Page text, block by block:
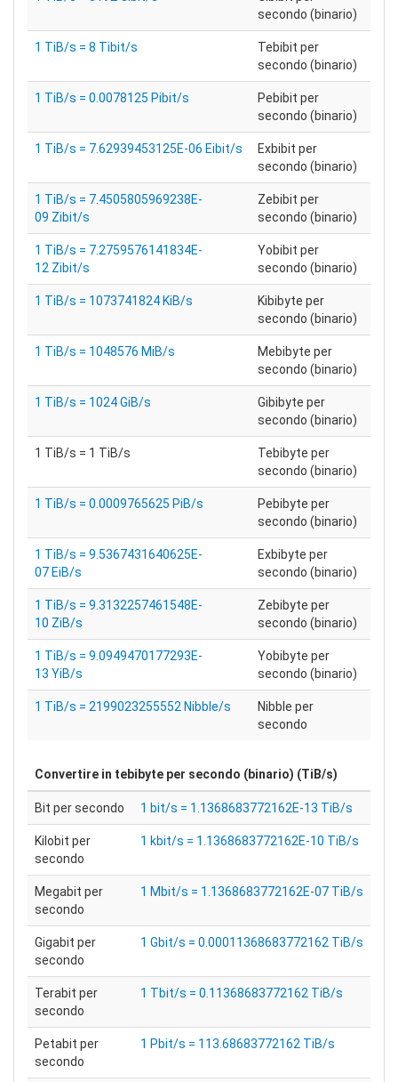
secondo (binario)
1 TiB/s = 8 Tibit/s
Tebibit per
secondo (binario)
1 TiB/s = 0.0078125 Pibit/s
Pebibit per
secondo (binario)
1 TiB/s = 7.62939453125E-06 Eibit/s
Exbibit per
secondo (binario)
1 TiB/s = 7.4505805969238E-
09 Zibit/s
Zebibit per
secondo (binario)
1 TiB/s = 7.2759576141834E-
12 Zibit/s
Yobibit per
secondo (binario)
1 TiB/s = 1073741824 KiB/s
Kibibyte per
secondo (binario)
1 TiB/s = 1048576 MiB/s
Mebibyte per
secondo (binario)
1 TiB/s = 1024 GiB/s
Gibibyte per
secondo (binario)
1 TiB/s = 1 TiB/s
Tebibyte per
secondo (binario)
1 TiB/s = 0.0009765625 PiB/s
Pebibyte per
secondo (binario)
1 TiB/s = 9.5367431640625E-
07 EiB/s
Exbibyte per
secondo (binario)
1 TiB/s = 9.3132257461548E-
10 ZiB/s
Zebibyte per
secondo (binario)
1 TiB/s = 9.0949470177293E-
13 YiB/s
Yobibyte per
secondo (binario)
1 TiB/s = 2199023255552 Nibble/s
Nibble per
secondo
Convertire in tebibyte per secondo (binario) (TiB/s)
Bit per secondo 1 bit/s = 1.1368683772162E-13 TiB/s
Kilobit per
secondo
1 kbit/s = 1.1368683772162E-10 TiB/s
Megabit per
secondo
1 Mbit/s = 1.1368683772162E-07 TiB/s
Gigabit per
secondo
1 Gbit/s = 0.00011368683772162 TiB/s
Terabit per
secondo
1 Tbit/s = 0.11368683772162 TiB/s
Petabit per
secondo
1 Pbit/s = 113.68683772162 TiB/s